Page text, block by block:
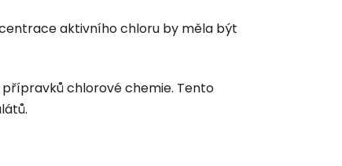
aktivního chloru by měla být
chlorové chemie. Tento